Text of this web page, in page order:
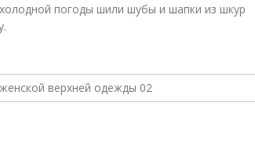
погоды шили шубы и шапки из шкур